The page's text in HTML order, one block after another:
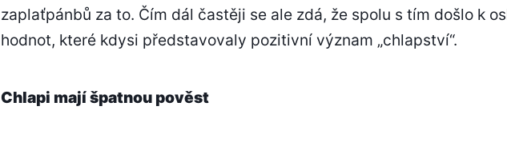
JSOU?
zaplaťpánbů za to. Čím dál častěji se ale zdá, že spolu s tím došlo k
hodnot, které kdysi představovaly pozitivní význam „chlapství“.
Chlapi mají špatnou pověst